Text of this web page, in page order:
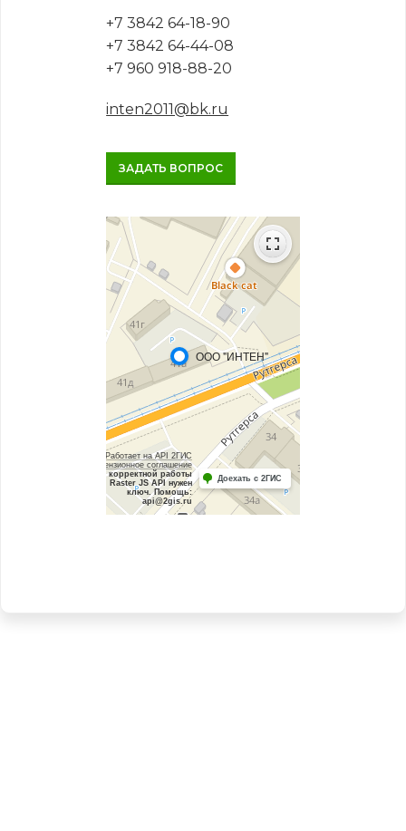
+7 3842 64-18-90
+7 3842 64-44-08
+7 960 918-88-20
inten2011@bk.ru
ЗАДАТЬ ВОПРОС